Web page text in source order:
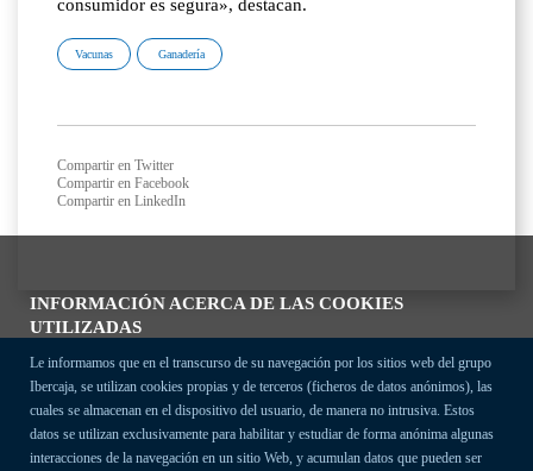
INFORMACIÓN ACERCA DE LAS COOKIES
UTILIZADAS
Le informamos que en el transcurso de su navegación por los sitios web del grupo
Ibercaja, se utilizan cookies propias y de terceros (ficheros de datos anónimos), las
cuales se almacenan en el dispositivo del usuario, de manera no intrusiva. Estos
datos se utilizan exclusivamente para habilitar y estudiar de forma anónima algunas
interacciones de la navegación en un sitio Web, y acumulan datos que pueden ser
consumidor es segura», destacan.
Vacunas Ganadería
Compartir en Twitter
Compartir en Facebook
Compartir en LinkedIn